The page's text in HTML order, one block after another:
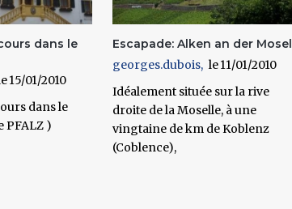
dans le
15/01/2010
dans le
PFALZ )
Escapade: Alken an der Mosel
georges.dubois
11/01/2010
Idéalement située sur la rive
droite de la Moselle, à une
vingtaine de km de Koblenz
(Coblence),